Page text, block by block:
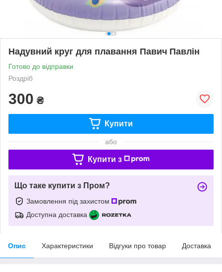
Надувний круг для плавання Павич Павлін
Готово до відправки
Роздріб
300 ₴
Купити
або
Купити з
Що таке купити з Пром?
Замовлення під захистом
Доступна доставка
Опис Характеристики Відгуки про товар Доставка